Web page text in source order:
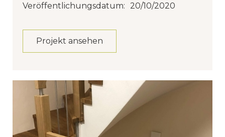
Veröffentlichungsdatum: 20/10/2020
Projekt ansehen